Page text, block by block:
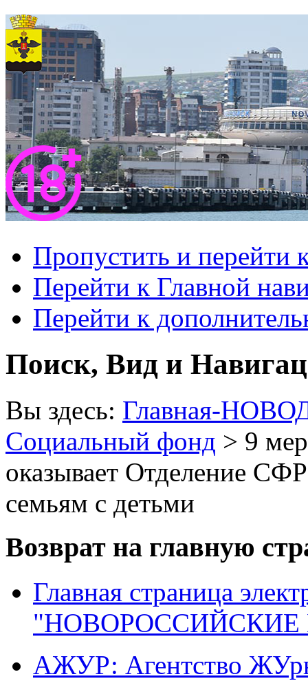
Пропустить и перейти
Перейти к Главной
Перейти к
Поиск, Вид и
Вы здесь: Главная-
Социальный фонд > 9
оказывает Отделение
семьям с детьми
Возврат на главную
Главная страница
"НОВОРОССИЙСКИЕ
АЖУР: Агентство